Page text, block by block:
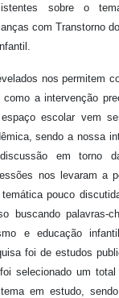
sobre o
com Transtorno
nos permitem
como a intervenção
escolar vem
sendo a nossa
em torno
nos levaram a
pouco
buscando palavras-
e educação
foi de estudos
selecionado um
em estudo,